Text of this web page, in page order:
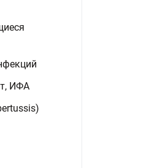
ИФА